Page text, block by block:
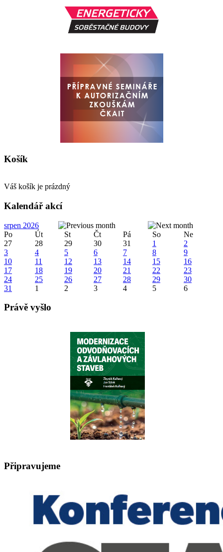
Košík
Váš košík je prázdný
Kalendář akcí
srpen 2026
Po
Út St Čt Pá So
Ne
27
28 29 30 31 1
2
3
4 5 6 7 8
9
10
11 12 13 14 15
16
17
18 19 20 21 22
23
24
25 26 27 28 29
30
31
1 2 3 4 5 6
Právě vyšlo
Připravujeme